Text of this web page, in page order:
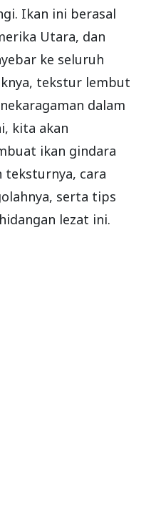
Ikan ini berasal
Utara, dan
ke seluruh
tekstur lembut
dalam
kita akan
ikan gindara
teksturnya, cara
serta tips
lezat ini.